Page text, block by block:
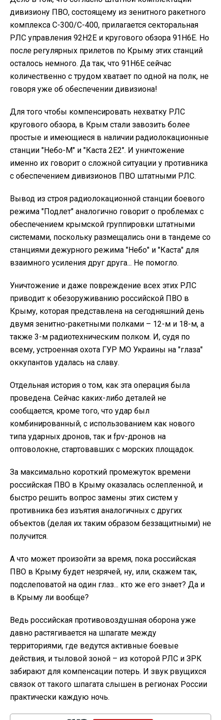
дивизиону ПВО, состоящему из зенитного ракетного
комплекса С-300/С-400, прилагается секторальная
РЛС управления 92Н2Е и кругового обзора 91Н6Е. Но
после регулярных прилетов по Крыму этих станций
осталось немного. Да так, что 91Н6Е сейчас
количественно с трудом хватает по одной на полк, не
говоря уже об обеспечении дивизиона!
Для того чтобы компенсировать нехватку РЛС
кругового обзора, в Крым стали завозить более
простые и имеющиеся в наличии радиолокационные
станции "Небо-М" и "Каста 2Е2". И уничтожение
именно их говорит о сложной ситуации у противника
с обеспечением дивизионов ПВО штатными РЛС.
Вывод из строя радиолокационной станции боевого
режима "Подлет" аналогично говорит о проблемах с
обеспечением крымской группировки штатными
системами, поскольку размещались они в тандеме со
станциями дежурного режима "Небо" и "Каста" для
взаимного усиления друг друга... Не помогло.
Уничтожение и даже повреждение всех этих РЛС
приводит к обезоруживанию российской ПВО в
Крыму, которая представлена на сегодняшний день
двумя зенитно-ракетными полками – 12-м и 18-м, а
также 3-м радиотехническим полком. И, судя по
всему, устроенная охота ГУР МО Украины на "глаза"
оккупантов удалась на славу.
Отдельная история о том, как эта операция была
проведена. Сейчас каких-либо деталей не
сообщается, кроме того, что удар был
комбинированный, с использованием как нового
типа ударных дронов, так и fpv-дронов на
оптоволокне, стартовавших с морских площадок.
За максимально короткий промежуток времени
российская ПВО в Крыму оказалась ослепленной, и
быстро решить вопрос замены этих систем у
противника без изъятия аналогичных с других
объектов (делая их таким образом беззащитными) не
получится.
А что может произойти за время, пока российская
ПВО в Крыму будет незрячей, ну, или, скажем так,
подслеповатой на один глаз... кто же его знает? Да и
в Крыму ли вообще?
Ведь российская противовоздушная оборона уже
давно растягивается на шпагате между
территориями, где ведутся активные боевые
действия, и тыловой зоной – из которой РЛС и ЗРК
забирают для компенсации потерь. И звук рвущихся
связок от такого шпагата слышен в регионах России
практически каждую ночь.